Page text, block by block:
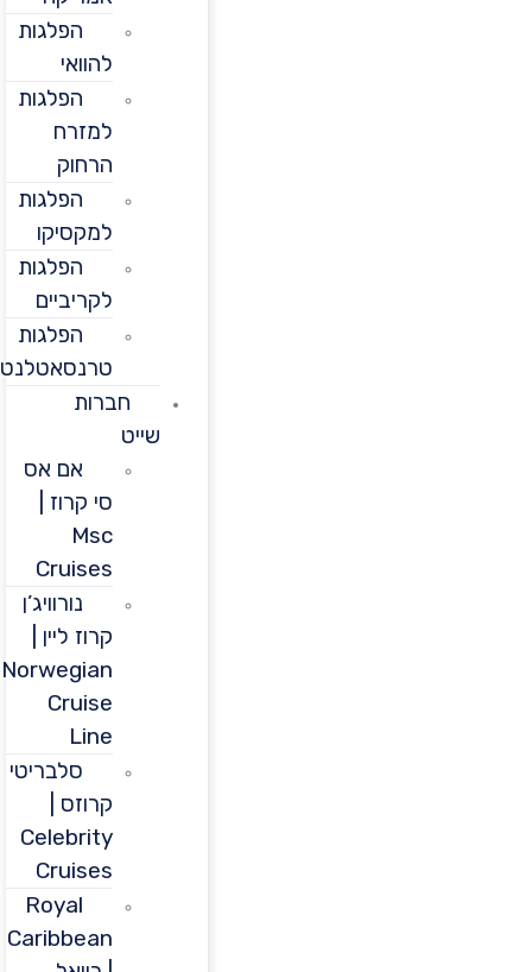
הפלגות
הפלגות
למזרח
הרחוק
הפלגות
למקסיקו
הפלגות
לקריביים
הפלגות
טרנסאטלנטיות
חברות
אם אס
סי קרוז |
Cruises
נורוויג’ן
קרוז ליין |
Norwegian
Cruise
סלבריטי
קרוזס |
Celebrity
Cruises
Royal
Caribbean